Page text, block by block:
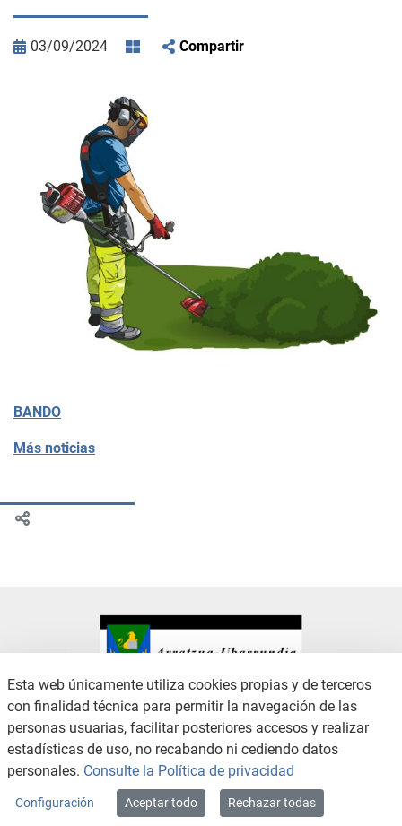
03/09/2024 Compartir
BANDO
Más noticias
Copyright © 2026 / Excmo. arratzua | Todos los derechos reservados.
Esta web únicamente utiliza cookies propias y de terceros
con finalidad técnica para permitir la navegación de las
personas usuarias, facilitar posteriores accesos y realizar
estadísticas de uso, no recabando ni cediendo datos
personales. Consulte la Política de privacidad
Configuración Aceptar todo Rechazar todas